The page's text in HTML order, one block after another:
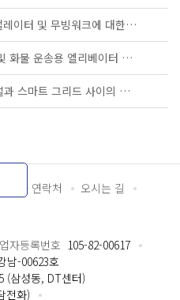
KS B ISO/TS 25740-1 - 에스컬레이터 및 무빙워크에 대한 안전요건 — 제1부: 세계공통 필수 안전요건(GESRs)
KS B ISO/TS 8100-21 - 승객 및 화물 운송용 엘리베이터 —제21부: 세계공통 필수안전요건(GESRs)을 충족하는 세계공통 안전 파라미터(GSPs)
KS C IEC TS 62872 - 산업 시설과 스마트 그리드 사이의 산업 공정 측정, 제어 및 자동화 시스템 인터페이스
담당자 연락처
오시는 길
자등록번호 105-82-00617
남-00623호
(삼성동, DT센터)
전화)